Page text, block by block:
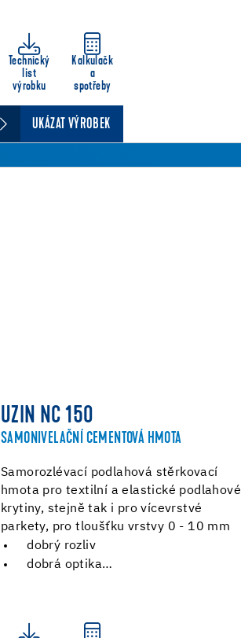
Technický
list
výrobku
Kalkulačk
a
spotřeby
UKÁZAT VÝROBEK
UZIN NC 150
SAMONIVELAČNÍ CEMENTOVÁ HMOTA
Samorozlévací podlahová stěrkovací
hmota pro textilní a elastické podlahové
krytiny, stejně tak i pro vícevrstvé
parkety, pro tloušťku vrstvy 0 - 10 mm
dobrý rozliv
dobrá optika…